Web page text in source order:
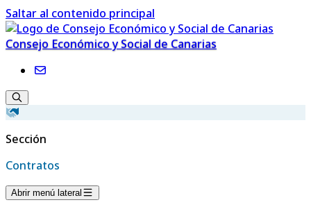
Saltar al contenido principal
Consejo Económico y Social de Canarias
Sección
Contratos
Abrir menú lateral